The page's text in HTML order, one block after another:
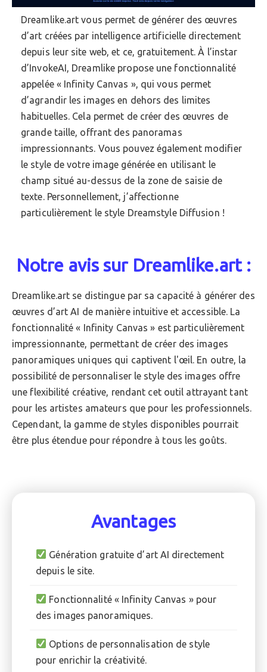
Dreamlike.art vous permet de générer des œuvres
d’art créées par intelligence artificielle directement
depuis leur site web, et ce, gratuitement. À l’instar
d’InvokeAI, Dreamlike propose une fonctionnalité
appelée « Infinity Canvas », qui vous permet
d’agrandir les images en dehors des limites
habituelles. Cela permet de créer des œuvres de
grande taille, offrant des panoramas
impressionnants. Vous pouvez également modifier
le style de votre image générée en utilisant le
champ situé au-dessus de la zone de saisie de
texte. Personnellement, j’affectionne
particulièrement le style Dreamstyle Diffusion !
Notre avis sur Dreamlike.art :
Dreamlike.art se distingue par sa capacité à générer des
œuvres d’art AI de manière intuitive et accessible. La
fonctionnalité « Infinity Canvas » est particulièrement
impressionnante, permettant de créer des images
panoramiques uniques qui captivent l'œil. En outre, la
possibilité de personnaliser le style des images offre
une flexibilité créative, rendant cet outil attrayant tant
pour les artistes amateurs que pour les professionnels.
Cependant, la gamme de styles disponibles pourrait
être plus étendue pour répondre à tous les goûts.
Avantages
Génération gratuite d’art AI directement
depuis le site.
Fonctionnalité « Infinity Canvas » pour
des images panoramiques.
Options de personnalisation de style
pour enrichir la créativité.